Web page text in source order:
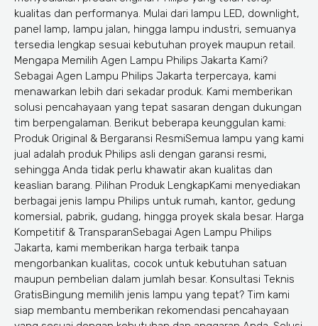
kualitas dan performanya. Mulai dari lampu LED, downlight,
panel lamp, lampu jalan, hingga lampu industri, semuanya
tersedia lengkap sesuai kebutuhan proyek maupun retail.
Mengapa Memilih Agen Lampu Philips Jakarta Kami?
Sebagai Agen Lampu Philips Jakarta terpercaya, kami
menawarkan lebih dari sekadar produk. Kami memberikan
solusi pencahayaan yang tepat sasaran dengan dukungan
tim berpengalaman. Berikut beberapa keunggulan kami:
Produk Original & Bergaransi ResmiSemua lampu yang kami
jual adalah produk Philips asli dengan garansi resmi,
sehingga Anda tidak perlu khawatir akan kualitas dan
keaslian barang. Pilihan Produk LengkapKami menyediakan
berbagai jenis lampu Philips untuk rumah, kantor, gedung
komersial, pabrik, gudang, hingga proyek skala besar. Harga
Kompetitif & TransparanSebagai Agen Lampu Philips
Jakarta, kami memberikan harga terbaik tanpa
mengorbankan kualitas, cocok untuk kebutuhan satuan
maupun pembelian dalam jumlah besar. Konsultasi Teknis
GratisBingung memilih jenis lampu yang tepat? Tim kami
siap membantu memberikan rekomendasi pencahayaan